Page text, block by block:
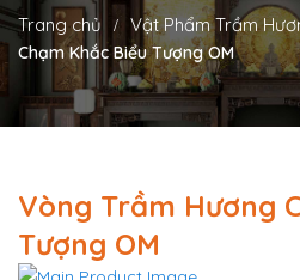
Trang chủ Vật Phẩm Trầm
Chạm Khắc Biểu Tượng OM
Vòng Trầm Hương
Tượng OM